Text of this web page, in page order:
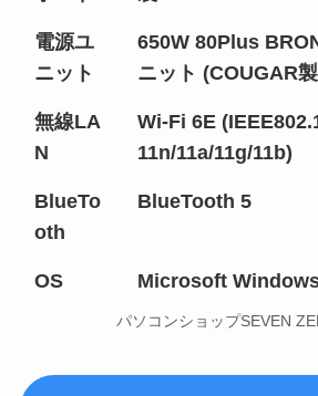
電源ユ
ニット
650W 80Plus
ニット (COUGAR
無線LA
N
Wi-Fi 6E
11n/11a/11g/11b)
BlueTo
oth
BlueTooth 5
OS Microsoft
パソコンショップSEVEN